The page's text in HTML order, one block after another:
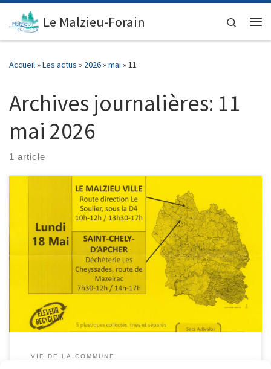
principalPasser au contenu
Le Malzieu-Forain
Search
Accueil»Les actus » 2026»mai »11
Archives journalières: 11
mai 2026
1 article
VIE DE LA COMMUNE